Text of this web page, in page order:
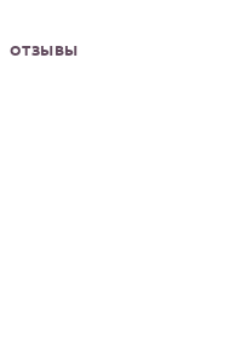
ОТЗЫВЫ